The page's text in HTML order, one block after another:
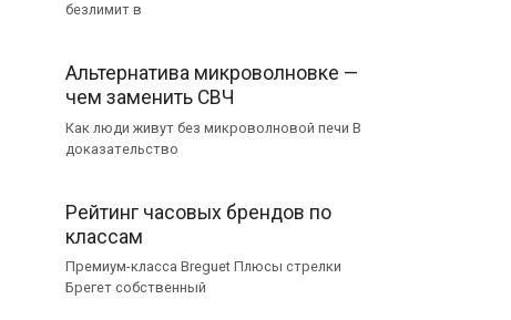
безлимит в
Альтернатива микроволновке —
чем заменить СВЧ
Как люди живут без микроволновой печи В
доказательство
Рейтинг часовых брендов по
классам
Премиум-класса Breguet Плюсы стрелки
Брегет собственный